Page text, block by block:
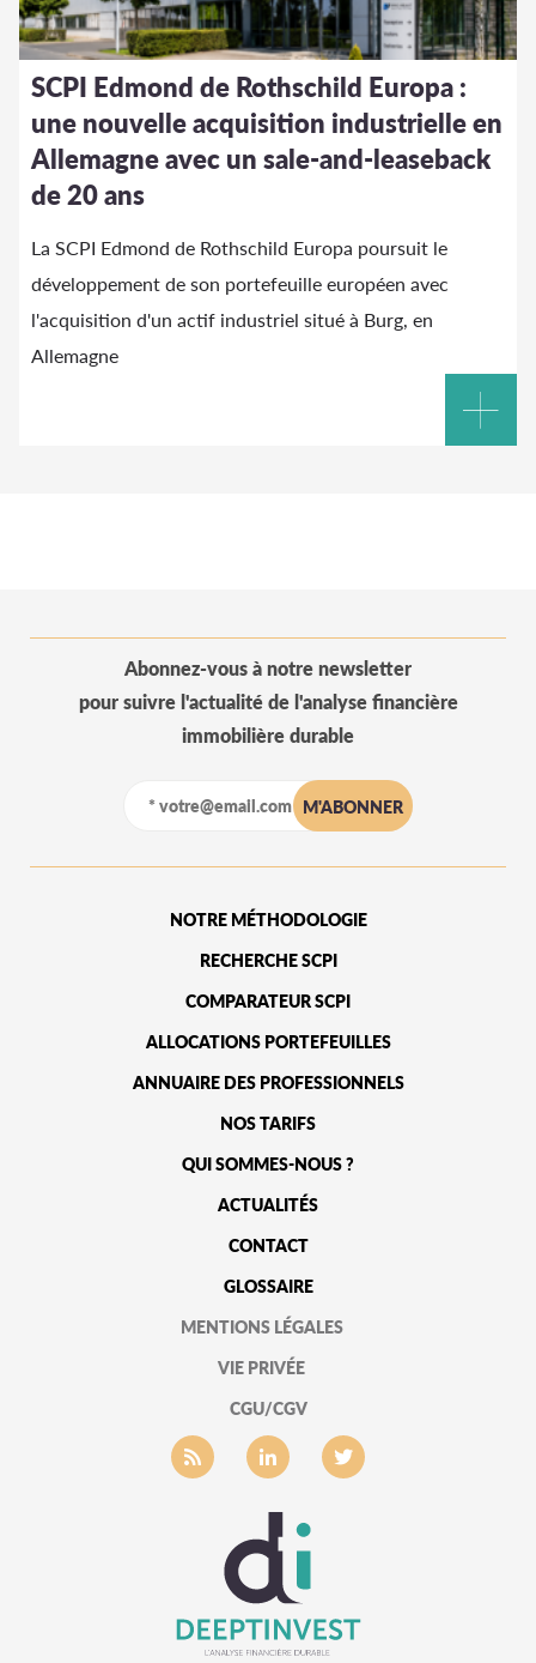
SCPI Edmond de Rothschild Europa :
une nouvelle acquisition industrielle en
Allemagne avec un sale-and-leaseback
de 20 ans
La SCPI Edmond de Rothschild Europa poursuit le
développement de son portefeuille européen avec
l'acquisition d'un actif industriel situé à Burg, en
Allemagne
Abonnez-vous à notre newsletter
pour suivre l'actualité de l'analyse financière
immobilière durable
NOTRE MÉTHODOLOGIE
RECHERCHE SCPI
COMPARATEUR SCPI
ALLOCATIONS PORTEFEUILLES
ANNUAIRE DES PROFESSIONNELS
NOS TARIFS
QUI SOMMES-NOUS ?
ACTUALITÉS
CONTACT
GLOSSAIRE
MENTIONS LÉGALES
VIE PRIVÉE
CGU/CGV